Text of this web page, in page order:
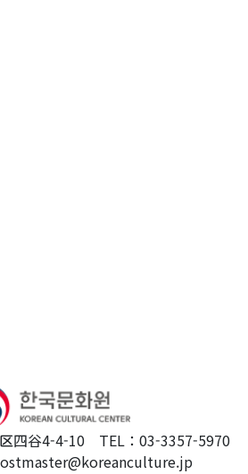
四谷4-4-10 TEL：03-3357-5970